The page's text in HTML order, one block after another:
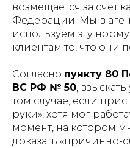
возмещается за счет
Федерации. Мы в
используем эту
клиентам то, что они
Согласно пункту 80
ВС РФ № 50,
том случае, если
руки», хотя мог
момент, на котором
доказать «причинно-